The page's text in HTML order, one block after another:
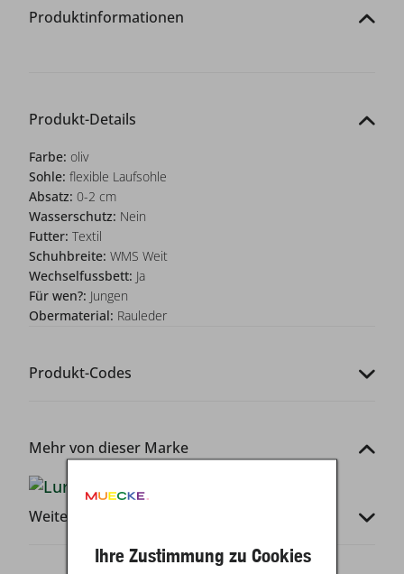
Produktinformationen
Produkt-Details
Farbe: oliv
Sohle: flexible Laufsohle
Absatz: 0-2 cm
Wasserschutz: Nein
Futter: Textil
Schuhbreite: WMS Weit
Wechselfussbett: Ja
Für wen?: Jungen
Obermaterial: Rauleder
Produkt-Codes
Mehr von dieser Marke
Weitere Infos
Ihre Zustimmung zu Cookies